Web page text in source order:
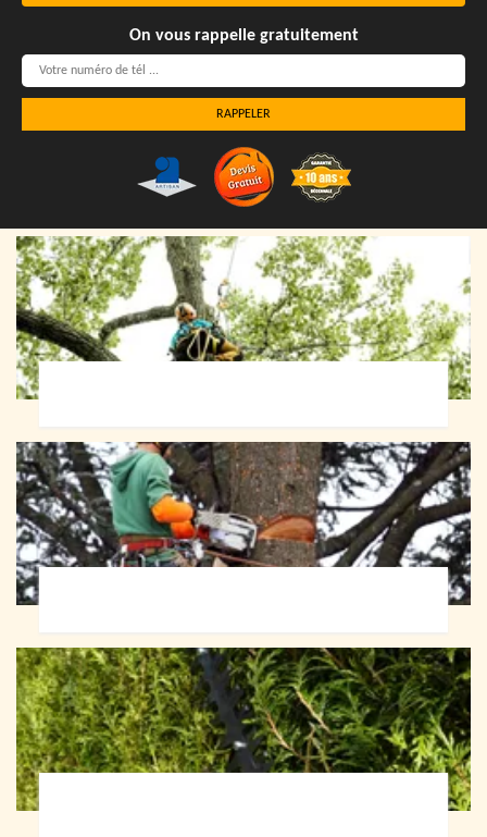
On vous rappelle gratuitement